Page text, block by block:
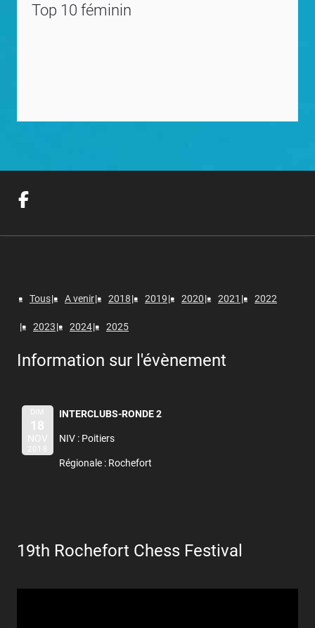
Top 10 féminin
Tous A venir 2018 2019 2020 2021 2022
2023 2024 2025
Information sur l'évènement
DIM
18
NOV
2018
INTERCLUBS-RONDE 2
NIV : Poitiers
Régionale : Rochefort
19th Rochefort Chess Festival